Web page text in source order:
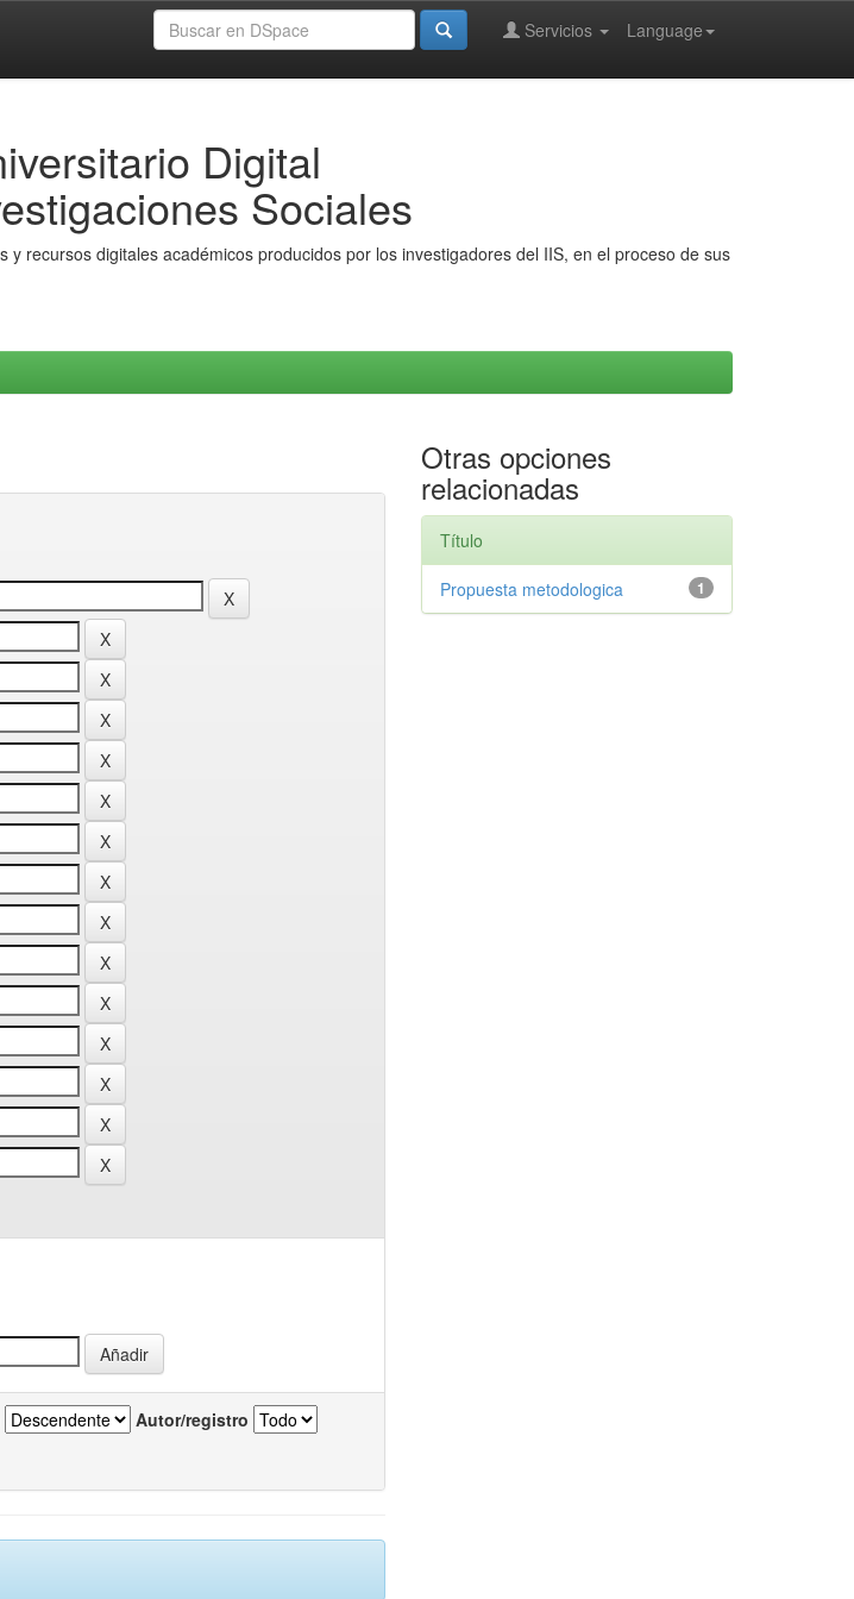
Language
Servicios
Digital
Sociales
y recursos digitales académicos producidos por los investigadores del IIS, en el proceso de sus
Autor/registro
Otras opciones
relacionadas
Título
1
Propuesta metodologica